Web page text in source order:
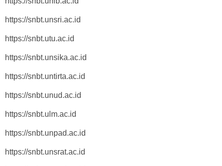
https://snbt.unsri.ac.id
https://snbt.utu.ac.id
https://snbt.unsika.ac.id
https://snbt.untirta.ac.id
https://snbt.unud.ac.id
https://snbt.ulm.ac.id
https://snbt.unpad.ac.id
https://snbt.unsrat.ac.id